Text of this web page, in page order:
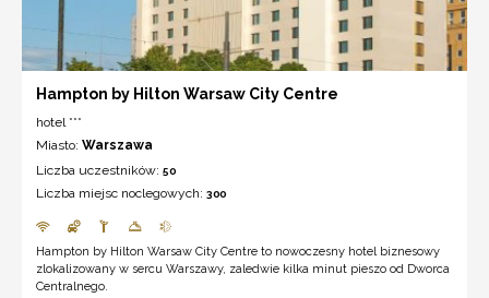
Hampton by Hilton Warsaw City Centre
hotel ***
Miasto: Warszawa
Liczba uczestników: 50
Liczba miejsc noclegowych: 300
Hampton by Hilton Warsaw City Centre to nowoczesny hotel biznesowy
zlokalizowany w sercu Warszawy, zaledwie kilka minut pieszo od Dworca
Centralnego.